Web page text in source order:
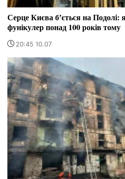
Серце Києва бʼється на Подолі:
фунікулер понад 100 років тому
20:45 10.07